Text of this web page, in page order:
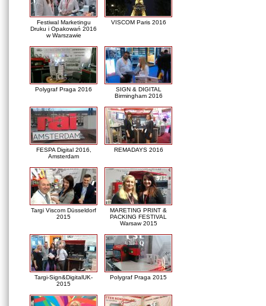
Festiwal Marketingu
Druku i Opakowań 2016
w Warszawie
VISCOM Paris 2016
Polygraf Praga 2016
SIGN & DIGITAL
Birmingham 2016
FESPA Digital 2016,
Amsterdam
REMADAYS 2016
Targi Viscom Düsseldorf
2015
MARETING PRINT &
PACKING FESTIVAL
Warsaw 2015
Targi-Sign&DigitalUK-
2015
Polygraf Praga 2015